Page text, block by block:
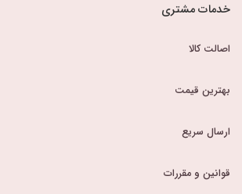
خدمات مشتری
اصالت کالا
بهترین قیمت
ارسال سریع
قوانین و مقررات